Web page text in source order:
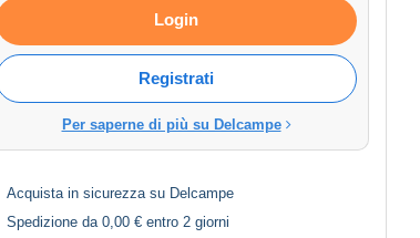
Login
Registrati
Per saperne di più su Delcampe
Acquista in sicurezza su Delcampe
Spedizione da 0,00 € entro 2 giorni